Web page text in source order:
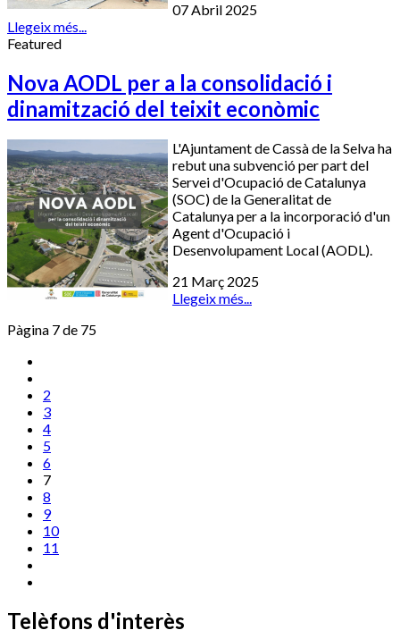
07 Abril 2025
Llegeix més...
Featured
Nova AODL per a la consolidació i
dinamització del teixit econòmic
L'Ajuntament de Cassà de la Selva ha
rebut una subvenció per part del
Servei d'Ocupació de Catalunya
(SOC) de la Generalitat de
Catalunya per a la incorporació d'un
Agent d'Ocupació i
Desenvolupament Local (AODL).
21 Març 2025
Llegeix més...
Pàgina 7 de 75
2
3
4
5
6
7
8
9
10
11
Telèfons d'interès